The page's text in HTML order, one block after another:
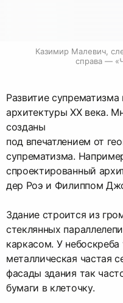
Казимир Малевич,
справа —
Развитие супрематизма
архитектуры XX века.
созданы
под впечатлением от
супрематизма.
спроектированный
дер Роэ и Филиппом
Здание строится из
стеклянных
каркасом. У
металлическая частая
фасады здания так
бумаги в клеточку.